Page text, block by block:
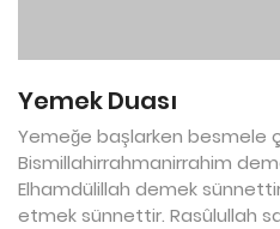
Yemek Duası
Yemeğe başlarken besmele
Bismillahirrahmanirrahim
Elhamdülillah demek
etmek sünnettir. Rasûlullah